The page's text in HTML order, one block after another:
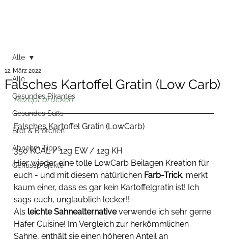
Alle
Gesundes Pikantes
Gesundes Süßs
Brot & Brötchen
Abnehm Tipps
Genussprojekte
Alle
Falsches Kartoffel Gratin (Low Carb)
12. März 2022
Rezept drucken
Falsches Kartoffel Gratin (LowCarb)
350 KCAL / 12g EW / 12g KH
Hier wieder eine tolle LowCarb Beilagen Kreation für
euch - und mit diesem natürlichen Farb-Trick, merkt
kaum einer, dass es gar kein Kartoffelgratin ist! Ich
sags euch, unglaublich lecker!!
Als leichte Sahnealternative verwende ich sehr gerne
Hafer Cuisine! Im Vergleich zur herkömmlichen
Sahne, enthält sie einen höheren Anteil an